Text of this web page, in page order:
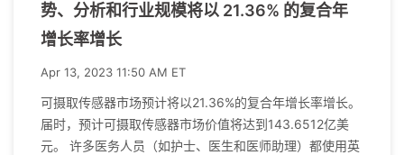
势、分析和行业规模将以 21.36% 的复合年
增长率增长
Apr 13, 2023 11:50 AM ET
可摄取传感器市场预计将以21.36%的复合年增长率增长。
届时，预计可摄取传感器市场价值将达到143.6512亿美
元。 许多医务人员（如护士、医生和医师助理）都使用英